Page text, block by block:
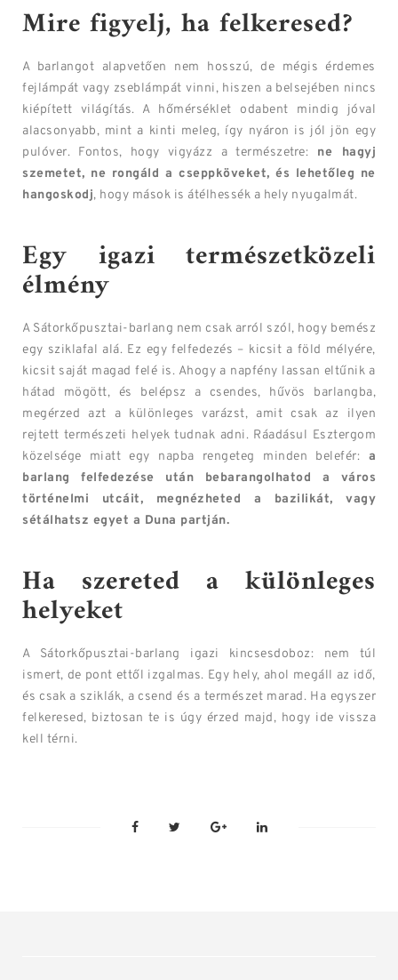
Mire figyelj, ha felkeresed?
A barlangot alapvetően nem hosszú, de mégis érdemes
fejlámpát vagy zseblámpát vinni, hiszen a belsejében nincs
kiépített világítás. A hőmérséklet odabent mindig jóval
alacsonyabb, mint a kinti meleg, így nyáron is jól jön egy
pulóver. Fontos, hogy vigyázz a természetre: ne hagyj
szemetet, ne rongáld a cseppköveket, és lehetőleg ne
hangoskodj, hogy mások is átélhessék a hely nyugalmát.
Egy igazi természetközeli
élmény
A Sátorkőpusztai-barlang nem csak arról szól, hogy bemész
egy sziklafal alá. Ez egy felfedezés – kicsit a föld mélyére,
kicsit saját magad felé is. Ahogy a napfény lassan eltűnik a
hátad mögött, és belépsz a csendes, hűvös barlangba,
megérzed azt a különleges varázst, amit csak az ilyen
rejtett természeti helyek tudnak adni. Ráadásul Esztergom
közelsége miatt egy napba rengeteg minden belefér: a
barlang felfedezése után bebarangolhatod a város
történelmi utcáit, megnézheted a bazilikát, vagy
sétálhatsz egyet a Duna partján.
Ha szereted a különleges
helyeket
A Sátorkőpusztai-barlang igazi kincsesdoboz: nem túl
ismert, de pont ettől izgalmas. Egy hely, ahol megáll az idő,
és csak a sziklák, a csend és a természet marad. Ha egyszer
felkeresed, biztosan te is úgy érzed majd, hogy ide vissza
kell térni.